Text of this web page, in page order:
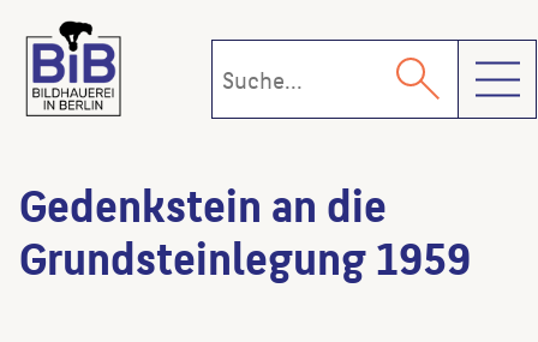
Gedenkstein an die
Grundsteinlegung 1959